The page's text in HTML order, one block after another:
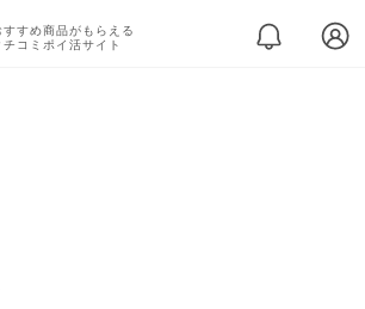
すすめ商品がもらえる
チコミポイ活サイト